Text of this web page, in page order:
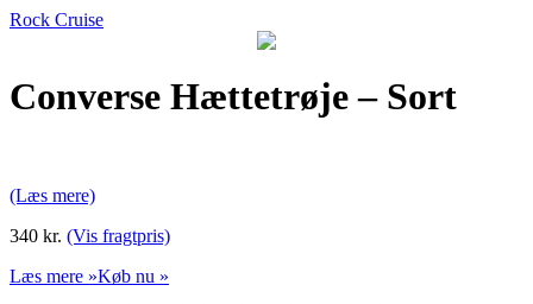
Rock Cruise
Converse Hættetrøje – Sort
(Læs mere)
340 kr. (Vis fragtpris)
Læs mere »Køb nu »